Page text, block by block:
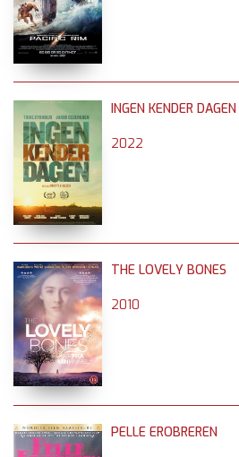
INGEN KENDER DAGEN
2022
THE LOVELY BONES
2010
PELLE EROBREREN